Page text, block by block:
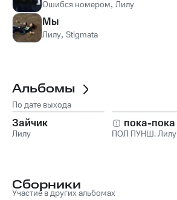
Ошибся номером, Лилу
Мы
Лилу, Stigmata
Альбомы
По дате выхода
Зайчик
Лилу
пока-пока
ПОЛ ПУНШ,Лилу
Сборники
Участие в других альбомах